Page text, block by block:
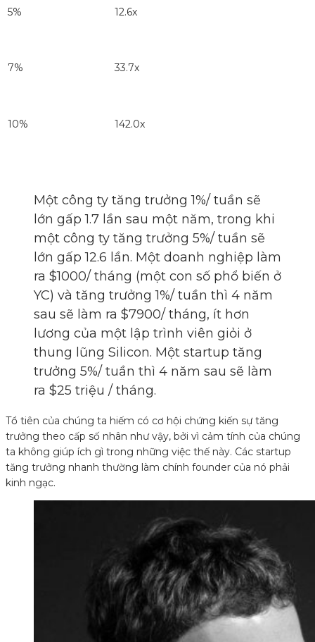
5% 12.6x
7% 33.7x
10% 142.0x
Một công ty tăng trưởng 1%/ tuần sẽ
lớn gấp 1.7 lần sau một năm, trong khi
một công ty tăng trưởng 5%/ tuần sẽ
lớn gấp 12.6 lần. Một doanh nghiệp làm
ra $1000/ tháng (một con số phổ biến ở
YC) và tăng trưởng 1%/ tuần thì 4 năm
sau sẽ làm ra $7900/ tháng, ít hơn
lương của một lập trình viên giỏi ở
thung lũng Silicon. Một startup tăng
trưởng 5%/ tuần thì 4 năm sau sẽ làm
ra $25 triệu / tháng.
Tổ tiên của chúng ta hiếm có cơ hội chứng kiến sự tăng
trưởng theo cấp số nhân như vậy, bởi vì cảm tính của chúng
ta không giúp ích gì trong những việc thế này. Các startup
tăng trưởng nhanh thường làm chính founder của nó phải
kinh ngạc.